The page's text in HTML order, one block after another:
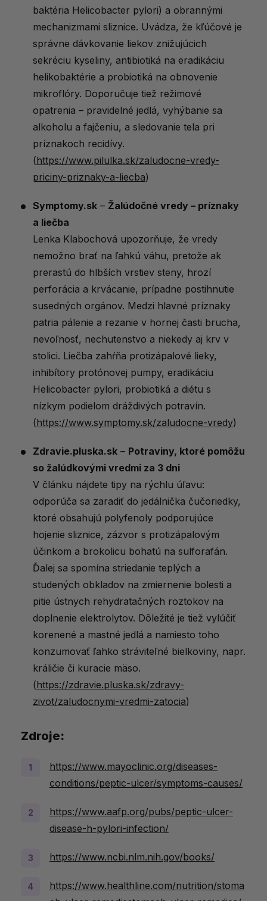
baktéria Helicobacter pylori) a obrannými
mechanizmami sliznice. Uvádza, že kľúčové je
správne dávkovanie liekov znižujúcich
sekréciu kyseliny, antibiotiká na eradikáciu
helikobaktérie a probiotiká na obnovenie
mikroflóry. Doporučuje tiež režimové
opatrenia – pravidelné jedlá, vyhýbanie sa
alkoholu a fajčeniu, a sledovanie tela pri
príznakoch recidívy.
(https://www.pilulka.sk/zaludocne-vredy-
priciny-priznaky-a-liecba)
Symptomy.sk – Žalúdočné vredy – príznaky
a liečba
Lenka Klabochová upozorňuje, že vredy
nemožno brať na ľahkú váhu, pretože ak
prerastú do hlbších vrstiev steny, hrozí
perforácia a krvácanie, prípadne postihnutie
susedných orgánov. Medzi hlavné príznaky
patria pálenie a rezanie v hornej časti brucha,
nevoľnosť, nechutenstvo a niekedy aj krv v
stolici. Liečba zahŕňa protizápalové lieky,
inhibítory protónovej pumpy, eradikáciu
Helicobacter pylori, probiotiká a diétu s
nízkym podielom dráždivých potravín.
(https://www.symptomy.sk/zaludocne-vredy)
Zdravie.pluska.sk – Potraviny, ktoré pomôžu
so žalúdkovými vredmi za 3 dni
V článku nájdete tipy na rýchlu úľavu:
odporúča sa zaradiť do jedálnička čučoriedky,
ktoré obsahujú polyfenoly podporujúce
hojenie sliznice, zázvor s protizápalovým
účinkom a brokolicu bohatú na sulforafán.
Ďalej sa spomína striedanie teplých a
studených obkladov na zmiernenie bolesti a
pitie ústnych rehydratačných roztokov na
doplnenie elektrolytov. Dôležité je tiež vylúčiť
korenené a mastné jedlá a namiesto toho
konzumovať ľahko stráviteľné bielkoviny, napr.
králičie či kuracie mäso.
(https://zdravie.pluska.sk/zdravy-
zivot/zaludocnymi-vredmi-zatocia)
Zdroje:
https://www.mayoclinic.org/diseases-
conditions/peptic-ulcer/symptoms-causes/
https://www.aafp.org/pubs/peptic-ulcer-
disease-h-pylori-infection/
https://www.ncbi.nlm.nih.gov/books/
https://www.healthline.com/nutrition/stoma